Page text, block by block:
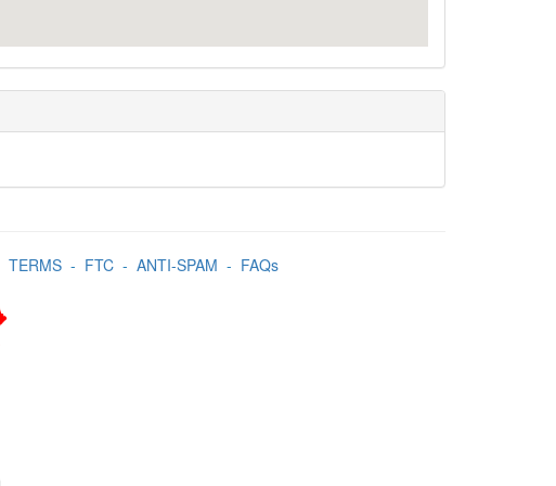
TERMS- FTC- ANTI-SPAM - FAQs